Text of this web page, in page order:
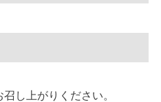
し上がりください。